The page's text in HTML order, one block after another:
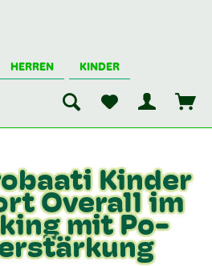
HERREN KINDER
Kinder
Overall im
mit Po-